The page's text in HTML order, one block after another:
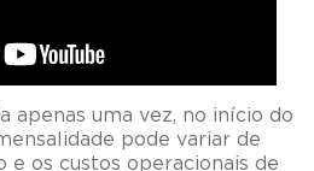
apenas uma vez, no início do
pode variar de
e os custos operacionais de